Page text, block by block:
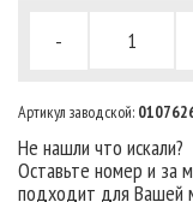
-
Артикул заводской:
Не нашли что искали?
Оставьте номер и за
подходит для Вашей